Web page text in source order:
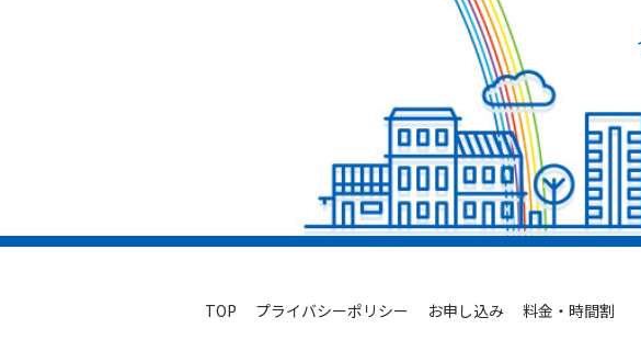
TOP プライバシーポリシー お申し込み 料金・時間割